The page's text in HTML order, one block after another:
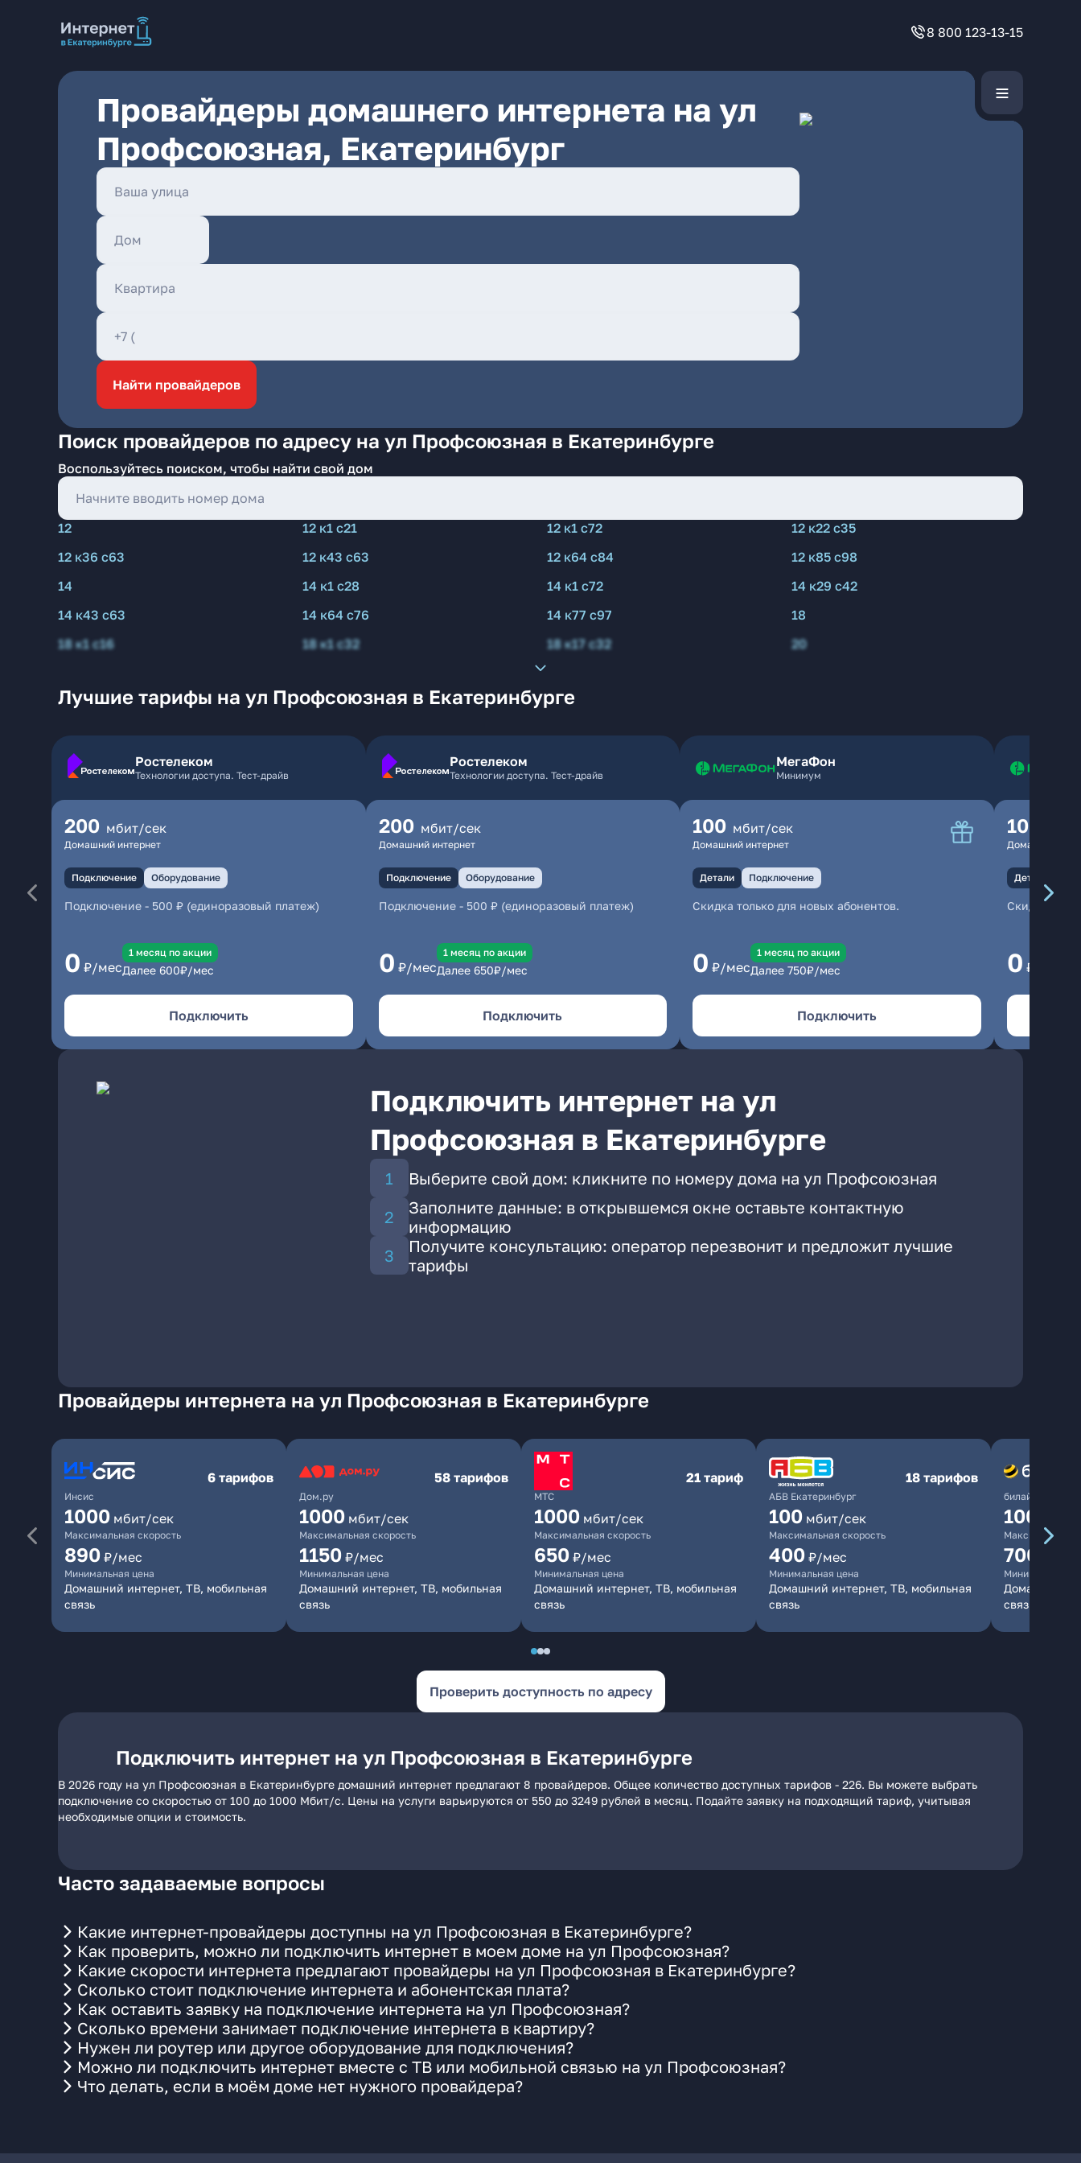
8 800 123-13-15
Провайдеры домашнего интернета на ул
Профсоюзная, Екатеринбург
Найти провайдеров
Поиск провайдеров по адресу на ул Профсоюзная в Екатеринбурге
Воспользуйтесь поиском, чтобы найти свой дом
12 12 к1 с21 12 к1 с72
12 к22 с35
12 к36 с63
12 к43 с63 12 к64 с84
12 к85 с98
14
14 к1 с28 14 к1 с72
14 к29 с42
14 к43 с63
14 к64 с76 14 к77 с97
18
18 к1 с16
18 к1 с32 18 к17 с32 20
Лучшие тарифы на ул Профсоюзная в Екатеринбурге
Ростелеком
Технологии доступа. Тест-драйв
200 мбит/сек
Домашний интернет
Подключение Оборудование
Подключение - 500 ₽ (единоразовый платеж)
0 ₽/мес
1 месяц по акции
Далее 600₽/мес
Подключить
Ростелеком
Технологии доступа. Тест-драйв
200 мбит/сек
Домашний интернет
Подключение Оборудование
Подключение- 500 ₽ (единоразовый платеж)
0 ₽/мес
1 месяц по акции
Далее 650₽/мес
Подключить
МегаФон
Минимум
100 мбит/сек
Домашний интернет
Детали Подключение
Скидка только для новых абонентов.
0 ₽/мес
1 месяц по акции
Далее 750₽/мес
Подключить
100
Домашний
Детали
Скидка
0 ₽/мес
Подключить интернет на ул
Профсоюзная в Екатеринбурге
Выберите свой дом: кликните по номеру дома на ул Профсоюзная
Заполните данные: в открывшемся окне оставьте контактную
информацию
Получите консультацию: оператор перезвонит и предложит лучшие
тарифы
Провайдеры интернета на ул Профсоюзная в Екатеринбурге
Инсис
6 тарифов
1000 мбит/сек
Максимальная скорость
890 ₽/мес
Минимальная цена
Домашний интернет, ТВ, мобильная
связь
Дом.ру
58 тарифов
1000 мбит/сек
Максимальная скорость
1150 ₽/мес
Минимальная цена
Домашний интернет, ТВ, мобильная
связь
МТС
21 тариф
1000 мбит/сек
Максимальная скорость
650 ₽/мес
Минимальная цена
Домашний интернет, ТВ, мобильная
связь
АБВ Екатеринбург
18 тарифов
100 мбит/сек
Максимальная скорость
400 ₽/мес
Минимальная цена
Домашний интернет, ТВ, мобильная
связь
билайн
1000
Максимальная
700
Минимальная
Домашний
связь
Проверить доступность по адресу
Подключить интернет на ул Профсоюзная в Екатеринбурге
В 2026 году на ул Профсоюзная в Екатеринбурге домашний интернет предлагают 8 провайдеров. Общее количество доступных тарифов - 226. Вы можете выбрать
подключение со скоростью от 100 до 1000 Мбит/с. Цены на услуги варьируются от 550 до 3249 рублей в месяц. Подайте заявку на подходящий тариф, учитывая
необходимые опции и стоимость.
Часто задаваемые вопросы
Какие интернет-провайдеры доступны на ул Профсоюзная в Екатеринбурге?
Как проверить, можно ли подключить интернет в моем доме на ул Профсоюзная?
Какие скорости интернета предлагают провайдеры на ул Профсоюзная в Екатеринбурге?
Сколько стоит подключение интернета и абонентская плата?
Как оставить заявку на подключение интернета на ул Профсоюзная?
Сколько времени занимает подключение интернета в квартиру?
Нужен ли роутер или другое оборудование для подключения?
Можно ли подключить интернет вместе с ТВ или мобильной связью на ул Профсоюзная?
Что делать, если в моём доме нет нужного провайдера?